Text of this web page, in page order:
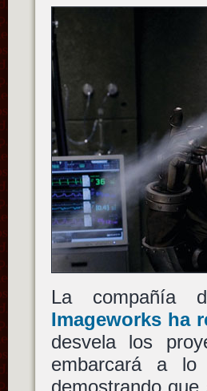
La compañía
Imageworks ha
desvela los
embarcará a
demostrando